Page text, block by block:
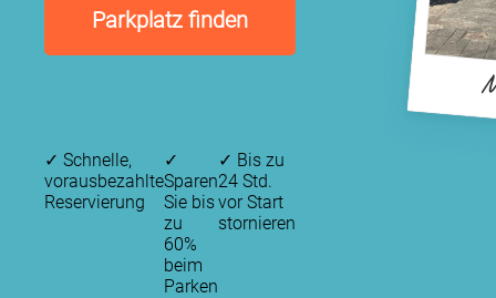
Parkplatz finden
✓ Schnelle,
vorausbezahlte
Reservierung
✓
Sparen
Sie bis
zu
60%
beim
Parken
✓ Bis zu
24 Std.
vor Start
stornieren